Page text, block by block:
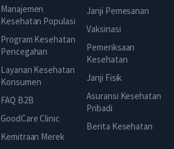
Manajemen
Kesehatan Populasi
Program Kesehatan
Pencegahan
Layanan Kesehatan
Konsumen
FAQ B2B
GoodCare Clinic
Kemitraan Merek
Janji Pemesanan
Vaksinasi
Pemeriksaan
Kesehatan
Janji Fisik
Asuransi Kesehatan
Pribadi
Berita Kesehatan